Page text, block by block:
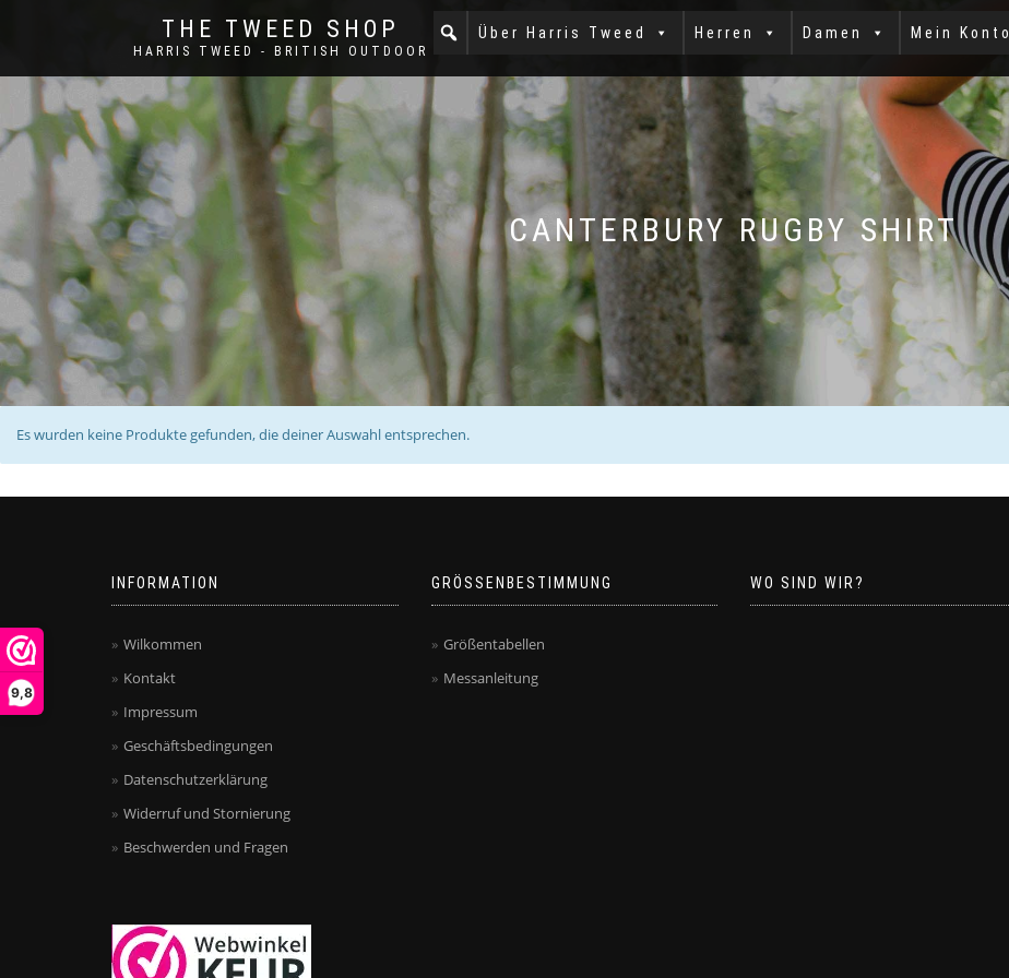
9,8
THE TWEED SHOP
HARRIS TWEED - BRITISH OUTDOOR
Über Harris Tweed Herren Damen Mein Konto
CANTERBURY RUGBY SHIRT
Es wurden keine Produkte gefunden, die deiner Auswahl entsprechen.
INFORMATION
Wilkommen
Kontakt
Impressum
Geschäftsbedingungen
Datenschutzerklärung
Widerruf und Stornierung
Beschwerden und Fragen
GRÖSSENBESTIMMUNG
Größentabellen
Messanleitung
WO SIND WIR?